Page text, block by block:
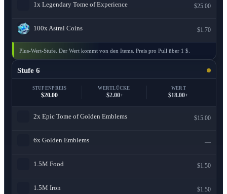
1x Legendary Tome of Experience $25.00
100x Astral Coins $1.70
Plus-Wert-Stufe. Der Wert kommt von den Items. Preis pro Pull über 1 $.
Stufe 6
STUFENPREIS
$20.00
WERTLÜCKE
-$2.00+
WERT
$18.00+
2x Epic Tome of Golden Emblems $15.00
6x Golden Emblems —
1.5M Food $1.50
1.5M Iron $1.50